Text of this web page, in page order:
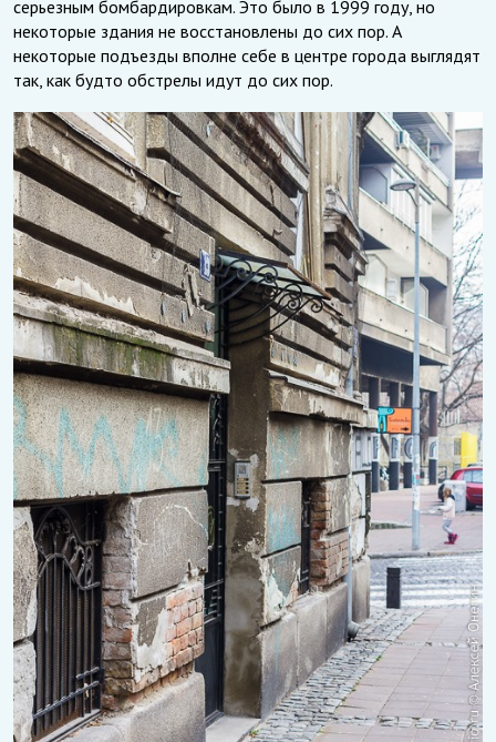
серьезным бомбардировкам. Это было в 1999 году, но
некоторые здания не восстановлены до сих пор. А
некоторые подъезды вполне себе в центре города выглядят
так, как будто обстрелы идут до сих пор.